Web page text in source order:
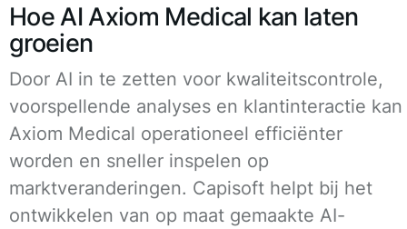
Hoe AI Axiom Medical kan laten
groeien
Door AI in te zetten voor kwaliteitscontrole,
voorspellende analyses en klantinteractie kan
Axiom Medical operationeel efficiënter
worden en sneller inspelen op
marktveranderingen. Capisoft helpt bij het
ontwikkelen van op maat gemaakte AI-